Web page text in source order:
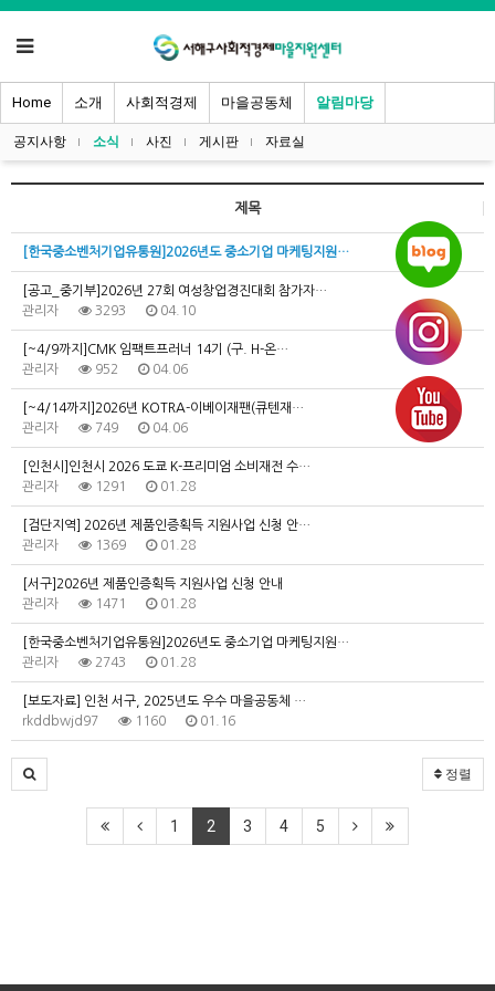
Home 소개 사회적경제 마을공동체 알림마당
공지사항 소식 사진 게시판 자료실
제목
[한국중소벤처기업유통원]2026년도 중소기업 마케팅지원…
[공고_중기부]2026년 27회 여성창업경진대회 참가자…
관리자
3293 04.10
[~4/9까지]CMK 임팩트프러너 14기 (구. H-온…
관리자
952 04.06
[~4/14까지]2026년 KOTRA-이베이재팬(큐텐재…
관리자
749 04.06
[인천시]인천시 2026 도쿄 K-프리미엄 소비재전 수…
관리자
1291 01.28
[검단지역] 2026년 제품인증획득 지원사업 신청 안…
관리자
1369 01.28
[서구]2026년 제품인증획득 지원사업 신청 안내
관리자
1471 01.28
[한국중소벤처기업유통원]2026년도 중소기업 마케팅지원…
관리자
2743 01.28
[보도자료] 인천 서구, 2025년도 우수 마을공동체 …
rkddbwjd97
1160 01.16
정렬
1 2 3 4 5